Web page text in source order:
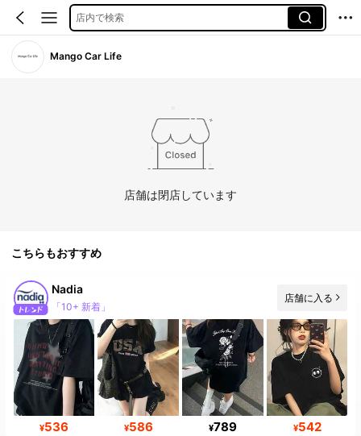
店内で検索
Mango Car Life
店舗は閉店しています
こちらもおすすめ
Nadia
「10+ 新着」
店舗に入る
¥536 ¥586 ¥789 ¥542